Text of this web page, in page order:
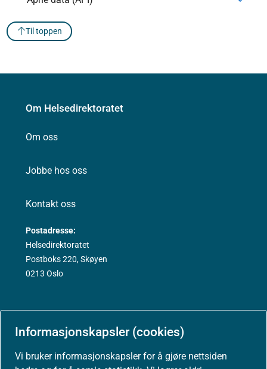
Informasjonskapsler (cookies)
Vi bruker informasjonskapsler for å gjøre nettsiden
Til toppen
Om Helsedirektoratet
Om oss
Jobbe hos oss
Kontakt oss
Postadresse:
Helsedirektoratet
Postboks 220, Skøyen
0213 Oslo
Aktuelt